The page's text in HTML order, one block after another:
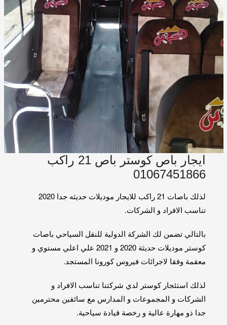
ايجار باص كوستر باص 21 راكب
01067451866
لذلك باصات 21 راكب للايجار موديلات حديثه جدا 2020
تناسب الافراد و الشركات.
بالتالي تضمن لك الشركة الدولية للنقل السياحي باصات
كوستر موديلات حديثة 2020 و 2021 علي اعلي مستوي و
معقمة وفقا لاجرائات فيروس كورونا المستجد.
لذلك استئجار كوستر لدي شركتنا تناسب الافراد و
الشركات و المجموعات و المدارس مع سائقين محترمين
جدا ذو مهارة عالية و رخصة قيادة سياحية.